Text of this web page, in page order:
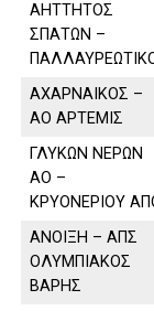
ΑΗΤΤΗΤΟΣ
ΣΠΑΤΩΝ –
ΑΧΑΡΝΑΙΚΟΣ –
ΑΟ ΑΡΤΕΜΙΣ
ΓΛΥΚΩΝ ΝΕΡΩΝ
ΑΟ –
ΚΡΥΟΝΕΡΙΟΥ
ΑΝΟΙΞΗ – ΑΠΣ
ΟΛΥΜΠΙΑΚΟΣ
ΒΑΡΗΣ